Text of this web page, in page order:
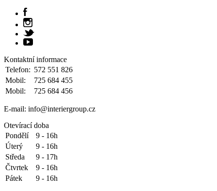
Kontaktní informace
Telefon: 572 551 826
Mobil:
725 684 455
Mobil:
725 684 456
E-mail: info@interiergroup.cz
Otevírací doba
Pondělí
9 - 16h
Úterý
9 - 16h
Středa
9 - 17h
Čtvrtek
9 - 16h
Pátek
9 - 16h